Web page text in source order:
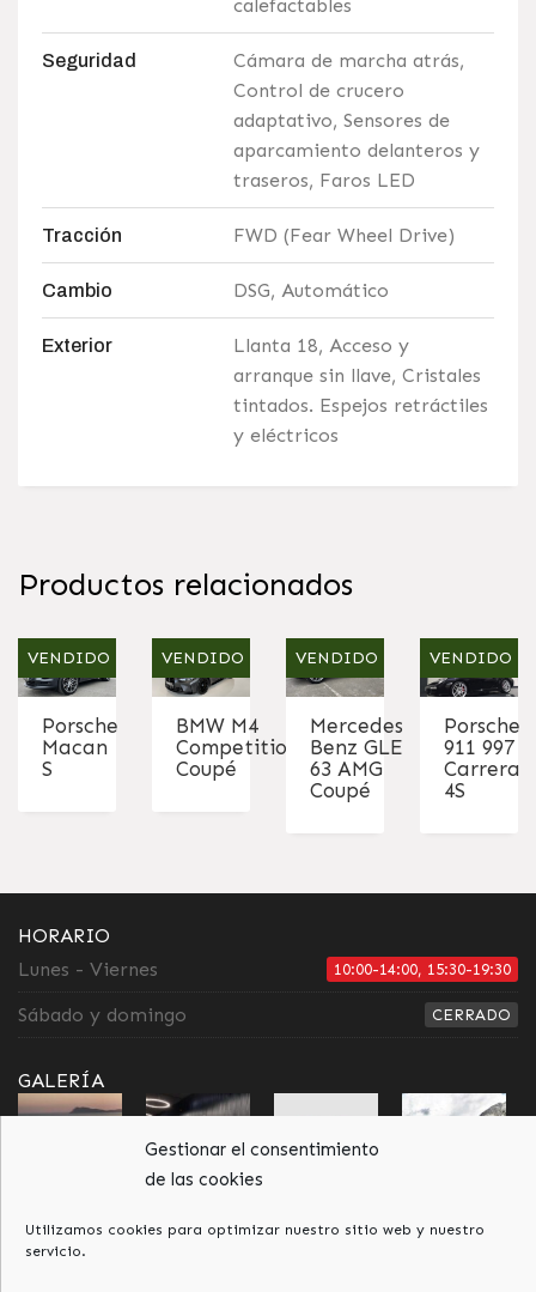
Gestionar el consentimiento
de las cookies
Utilizamos cookies para optimizar nuestro sitio web y nuestro
servicio.
calefactables
Seguridad
Cámara de marcha atrás,
Control de crucero
adaptativo, Sensores de
aparcamiento delanteros y
traseros, Faros LED
Tracción FWD (Fear Wheel Drive)
Cambio DSG, Automático
Exterior
Llanta 18, Acceso y
arranque sin llave, Cristales
tintados. Espejos retráctiles
y eléctricos
Productos relacionados
VENDIDO
Porsche
Macan
S
VENDIDO
BMW M4
Competition
Coupé
VENDIDO
Mercedes
Benz GLE
63 AMG
Coupé
VENDIDO
Porsche
911 997
Carrera
4S
HORARIO
Lunes - Viernes
10:00-14:00, 15:30-19:30
Sábado y domingo CERRADO
GALERÍA